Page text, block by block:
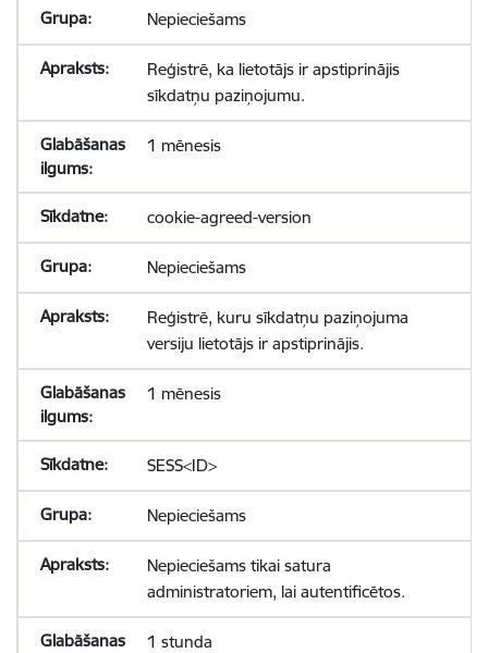
Nepieciešams
Reģistrē, ka lietotājs ir apstiprinājis
sīkdatņu paziņojumu.
1 mēnesis
cookie-agreed-version
Nepieciešams
Reģistrē, kuru sīkdatņu paziņojuma
versiju lietotājs ir apstiprinājis.
1 mēnesis
SESS<ID>
Nepieciešams
Nepieciešams tikai satura
administratoriem, lai autentificētos.
1 stunda